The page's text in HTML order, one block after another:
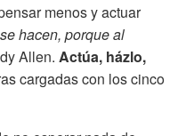
menos y actuar
hacen, porque al
Allen. Actúa, házlo,
cargadas con los cinco